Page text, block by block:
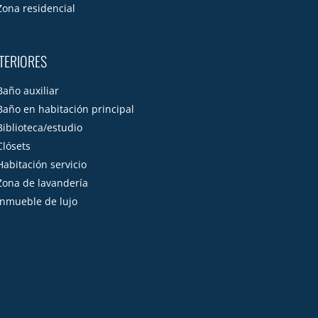
residencial
auxiliar
en habitación principal
estudio
servicio
de lavandería
de lujo